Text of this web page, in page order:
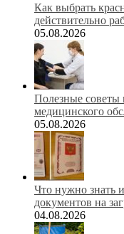
Как выбрать
действительно
05.08.2026
Полезные советы
медицинского
05.08.2026
Что нужно знать
документов на
04.08.2026